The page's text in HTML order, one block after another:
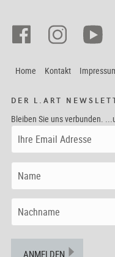
Home Kontakt
DER L.ART
Bleiben Sie uns verbunden.